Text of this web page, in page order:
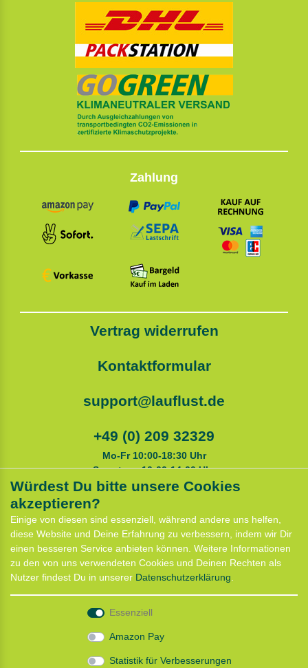
Zahlung
Vertrag widerrufen
Kontaktformular
support@lauflust.de
+49 (0) 209 32329
Mo-Fr 10:00-18:30 Uhr
Samstags 10:00-14:00 Uhr
Anfahrt
Kontaktformular
Termin für Hundeberatung
CaniX Seminare
Lauf Seminar
Laufen mit Lauflust
Batterieentsorgung
Würdest Du bitte unsere Cookies
akzeptieren?
Einige von diesen sind essenziell, während andere uns helfen,
diese Website und Deine Erfahrung zu verbessern, indem wir Dir
einen besseren Service anbieten können. Weitere Informationen
zu den von uns verwendeten Cookies und Deinen Rechten als
Nutzer findest Du in unserer Daten­schutz­erklärung
Essenziell
Amazon Pay
Statistik für Verbesserungen